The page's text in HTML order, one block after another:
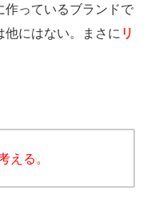
作っているブランドで
にはない。まさに リ
える。